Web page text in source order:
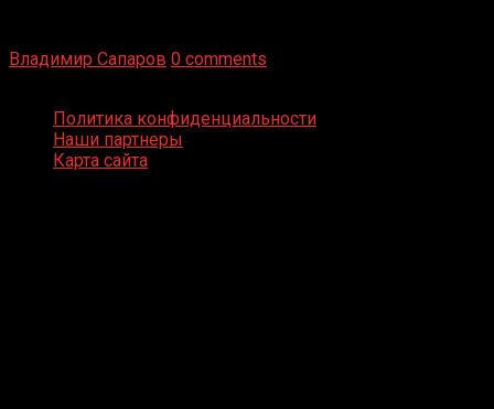
Владимир Сапаров 0 comments
Политика конфиденциальности
Наши партнеры
Карта сайта